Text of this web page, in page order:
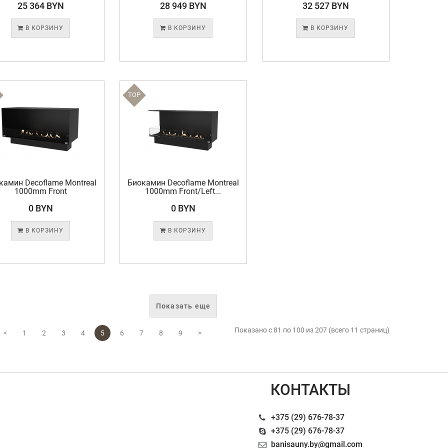
25 364 BYN
В КОРЗИНУ
28 949 BYN
В КОРЗИНУ
32 527 BYN
В КОРЗИНУ
Decoflame Montreal
1000mm Front
0 BYN
В КОРЗИНУ
TOP
Биокамин Decoflame Montreal
1000mm Front/Left...
0 BYN
В КОРЗИНУ
Показать еще
< 1 2 3 4 5 6 7 8 9
>
Показано с 81 по 100 из 207 (всего 11 страниц)
КОНТАКТЫ
+375 (29) 676-78-37
+375 (29) 676-78-37
banisauny.by@gmail.com